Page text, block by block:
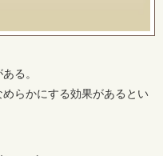
る。
らかにする効果があるとい